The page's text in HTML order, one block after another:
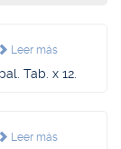
Leer más
Tab. x 12.
Leer más